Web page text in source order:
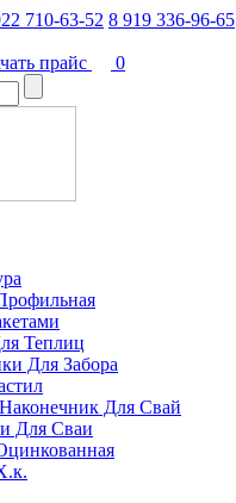
710-63-52 8 919 336-96-65
прайс 0
Теплиц
Для Забора
Для Свай
Для Сваи